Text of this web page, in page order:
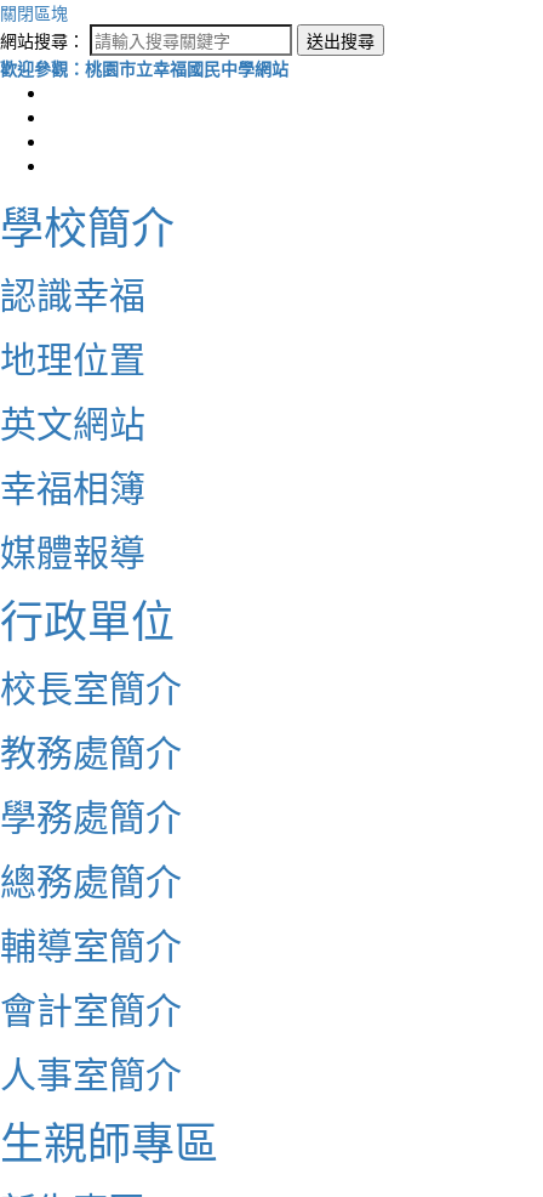
關閉區塊
網站搜尋：
送出搜尋
歡迎參觀：桃園市立幸福國民中學網站
學校簡介
認識幸福
地理位置
英文網站
幸福相簿
媒體報導
行政單位
校長室簡介
教務處簡介
學務處簡介
總務處簡介
輔導室簡介
會計室簡介
人事室簡介
生親師專區